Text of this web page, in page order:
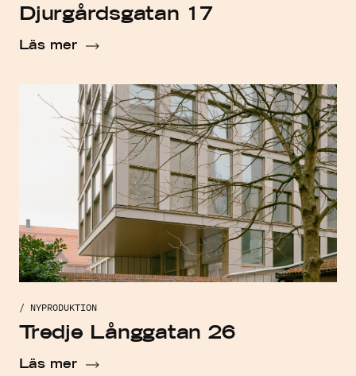
Djurgårdsgatan 17
Läs mer
/ NYPRODUKTION
Tredje Långgatan 26
Läs mer